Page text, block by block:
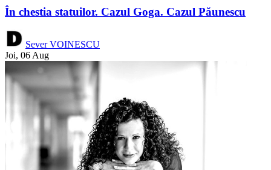
În chestia statuilor. Cazul Goga. Cazul Păunescu
Sever VOINESCU
Joi, 06 Aug